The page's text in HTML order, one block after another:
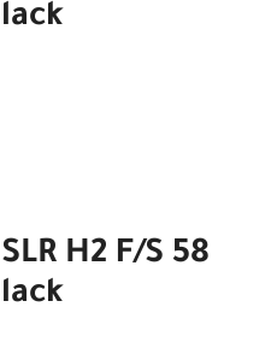
H2 F/S 58